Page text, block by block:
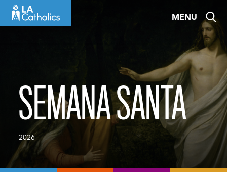
MENU
SEMANA SANTA
2026